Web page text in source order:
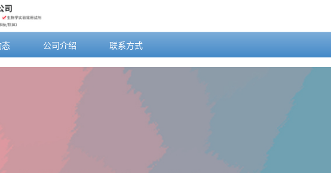
态 公司介绍 联系方式